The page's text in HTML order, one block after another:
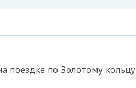
поездке по Золотому кольцу